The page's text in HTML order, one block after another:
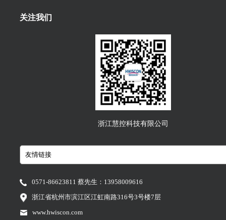
关注我们
浙江慧控科技有限公司
0571-86623811 蔡先生：13958009616
浙江省杭州市滨江区江虹南路316号3号楼7层
www.hwiscon.com